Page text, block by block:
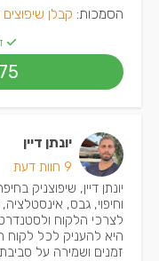
הסמכות: קבלן שיפוצים
יונתן דיין
9 חוות דעת
יונתן דיין, שיפוצניק
וחיפוי, גבס,
לצרכי הלקוח
היא להעניק לכל לקוח
זמנים ושמירה על